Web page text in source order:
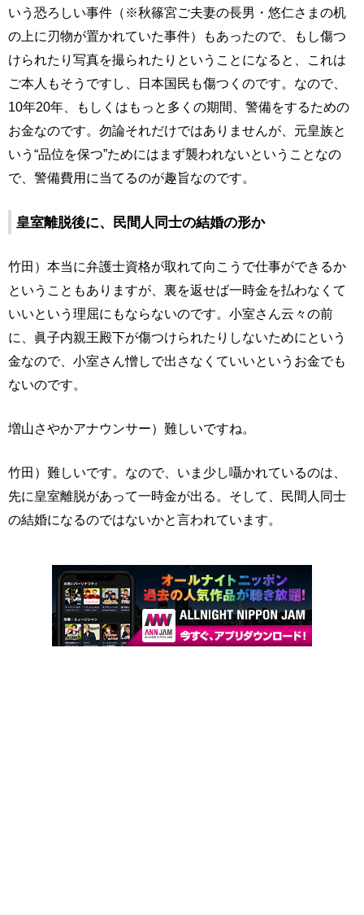
いう恐ろしい事件（※秋篠宮ご夫妻の長男・悠仁さまの机
の上に刃物が置かれていた事件）もあったので、もし傷つ
けられたり写真を撮られたりということになると、これは
ご本人もそうですし、日本国民も傷つくのです。なので、
10年20年、もしくはもっと多くの期間、警備をするための
お金なのです。勿論それだけではありませんが、元皇族と
いう“品位を保つ”ためにはまず襲われないということなの
で、警備費用に当てるのが趣旨なのです。
皇室離脱後に、民間人同士の結婚の形か
竹田）本当に弁護士資格が取れて向こうで仕事ができるか
ということもありますが、裏を返せば一時金を払わなくて
いいという理屈にもならないのです。小室さん云々の前
に、眞子内親王殿下が傷つけられたりしないためにという
金なので、小室さん憎しで出さなくていいというお金でも
ないのです。
増山さやかアナウンサー）難しいですね。
竹田）難しいです。なので、いま少し囁かれているのは、
先に皇室離脱があって一時金が出る。そして、民間人同士
の結婚になるのではないかと言われています。